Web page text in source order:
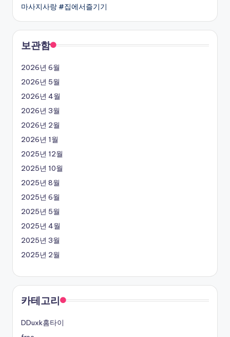
마사지사랑 #집에서즐기기
보관함
2026년 6월
2026년 5월
2026년 4월
2026년 3월
2026년 2월
2026년 1월
2025년 12월
2025년 10월
2025년 8월
2025년 6월
2025년 5월
2025년 4월
2025년 3월
2025년 2월
카테고리
DDuxk홈타이